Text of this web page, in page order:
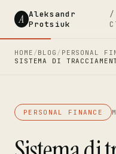
A Aleksandr
Protsiuk
/
HOME /BLOG / PERSONAL
SISTEMA DI
PERSONAL FINANCE